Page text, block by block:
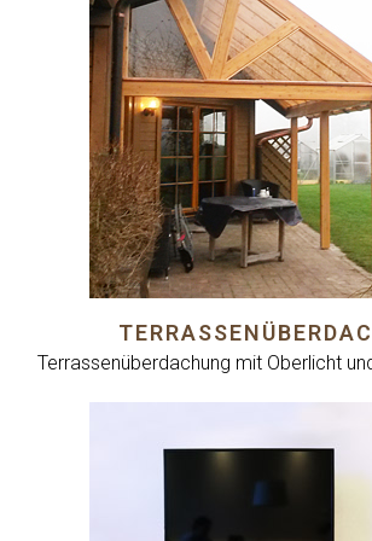
Terrassenüberdachung mit Oberlicht